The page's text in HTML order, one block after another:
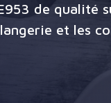
de qualité
et les